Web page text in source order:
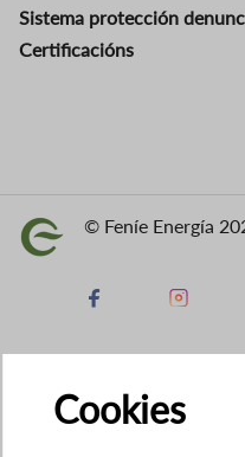
Sistema protección
Certificacións
Imaxe © Feníe Energía
Facebook Instagram
Cookies